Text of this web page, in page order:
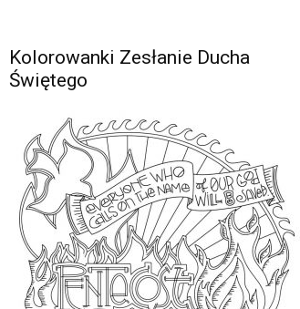
Kolorowanki Zesłanie Ducha
Świętego